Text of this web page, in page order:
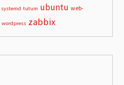
systemd tutum ubuntu web-
wordpress zabbix